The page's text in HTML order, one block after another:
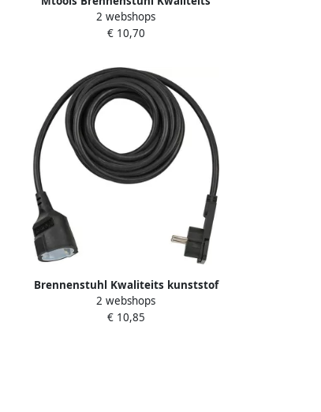
kunststof verlengsnoer 5m zwart
H05VV-F 3G1 5 |
2 webshops
€ 10,70
Brennenstuhl Kwaliteits kunststof
verlengsnoer met platte stekker 5m
H05VV-F3G1 5 zwart 1168980050
2 webshops
€ 10,85